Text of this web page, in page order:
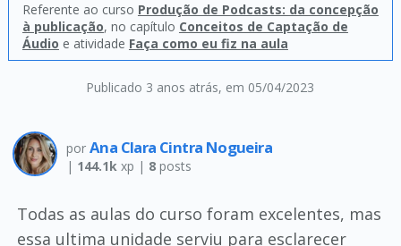
Publicado 3 anos atrás, em 05/04/2023
Referente ao curso Produção de Podcasts: da concepção
à publicação, no capítulo Conceitos de Captação de
Áudio e atividade Faça como eu fiz na aula
por Ana Clara Cintra Nogueira
| 144.1kxp | 8posts
Todas as aulas do curso foram excelentes, mas
essa ultima unidade serviu para esclarecer